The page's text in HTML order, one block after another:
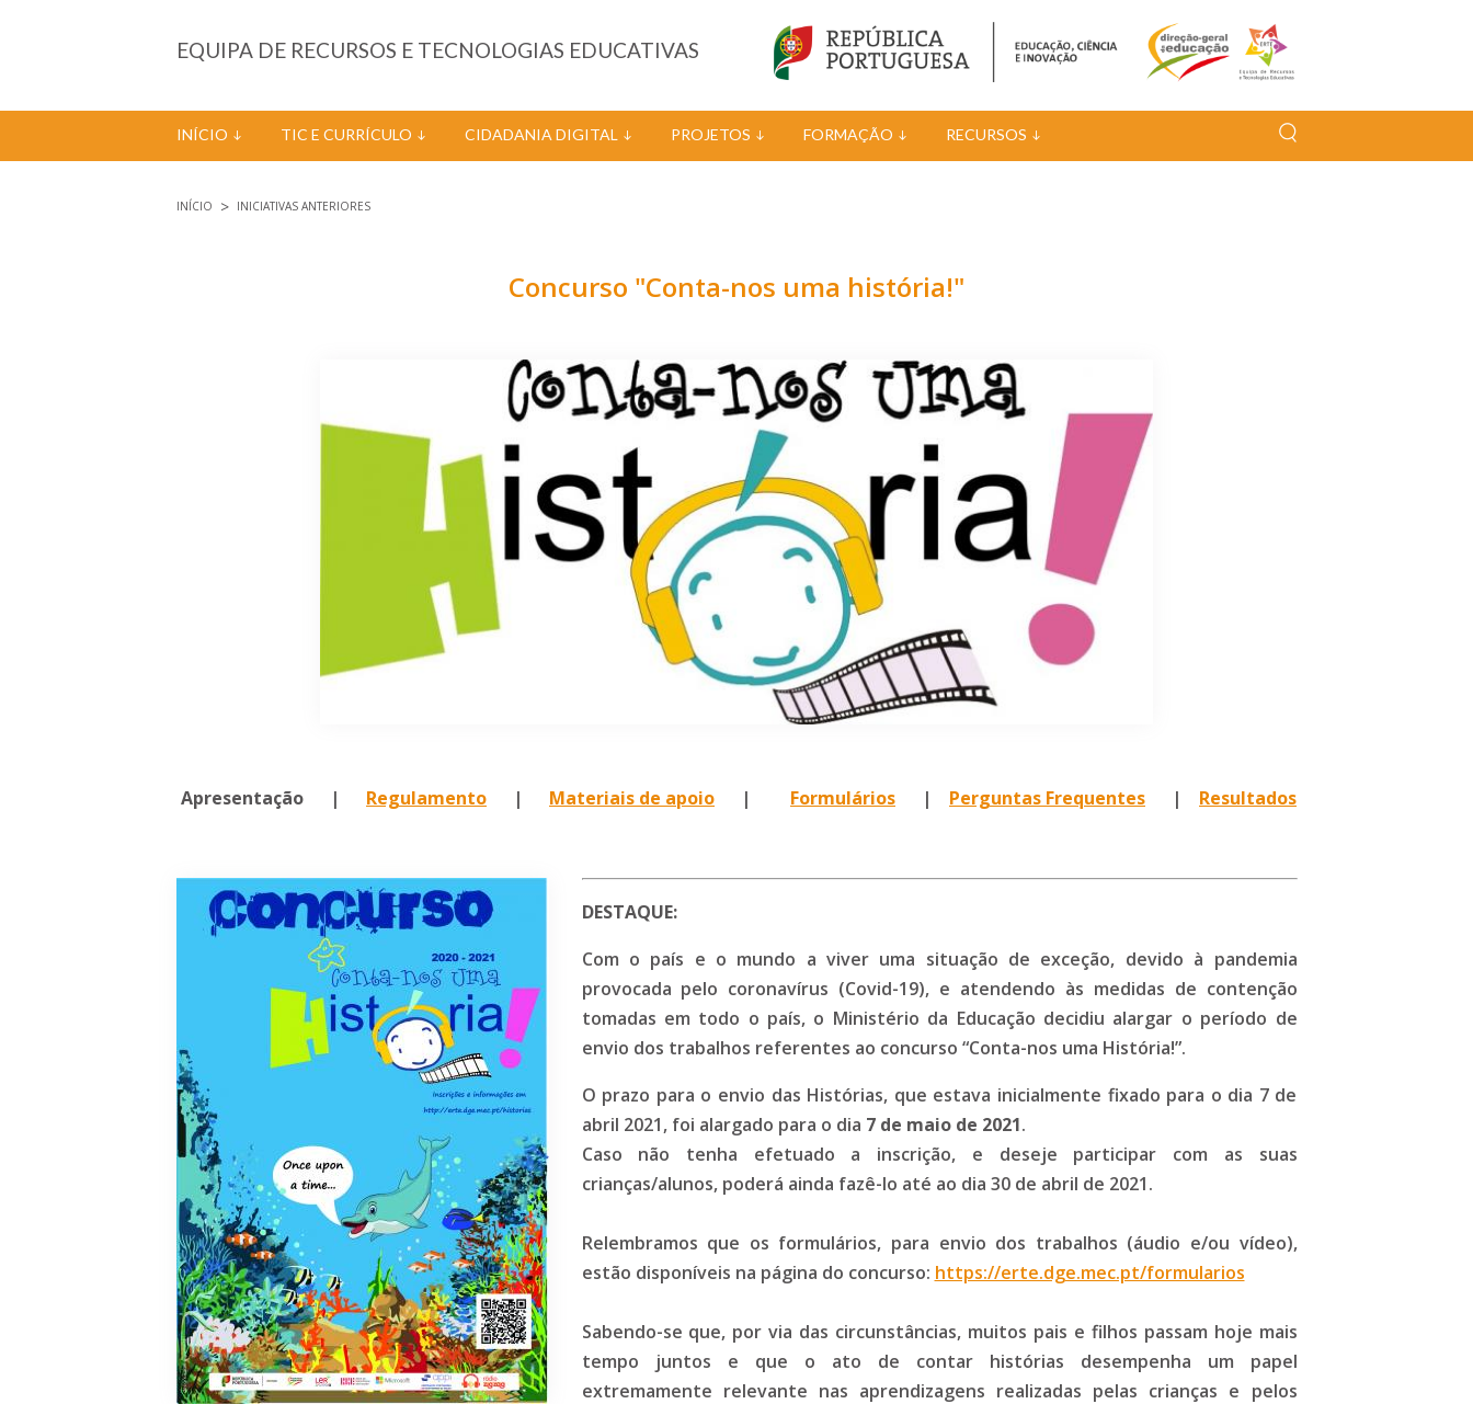
EQUIPA DE RECURSOS E TECNOLOGIAS EDUCATIVAS
INÍCIO TIC E CURRÍCULO CIDADANIA DIGITAL PROJETOS FORMAÇÃO RECURSOS
INÍCIO INICIATIVAS ANTERIORES
Concurso "Conta-nos uma história!"
Apresentação | Regulamento | Materiais de apoio | Formulários | Perguntas Frequentes | Resultados
DESTAQUE:
Com o país e o mundo a viver uma situação de exceção, devido à pandemia
provocada pelo coronavírus (Covid-19), e atendendo às medidas de contenção
tomadas em todo o país, o Ministério da Educação decidiu alargar o período de
envio dos trabalhos referentes ao concurso “Conta-nos uma História!”.
O prazo para o envio das Histórias, que estava inicialmente fixado para o dia 7 de
abril 2021, foi alargado para o dia 7 de maio de 2021.
Caso não tenha efetuado a inscrição, e deseje participar com as suas
crianças/alunos, poderá ainda fazê-lo até ao dia 30 de abril de 2021.
Relembramos que os formulários, para envio dos trabalhos (áudio e/ou vídeo),
estão disponíveis na página do concurso: https://erte.dge.mec.pt/formularios
Sabendo-se que, por via das circunstâncias, muitos pais e filhos passam hoje mais
tempo juntos e que o ato de contar histórias desempenha um papel
extremamente relevante nas aprendizagens realizadas pelas crianças e pelos